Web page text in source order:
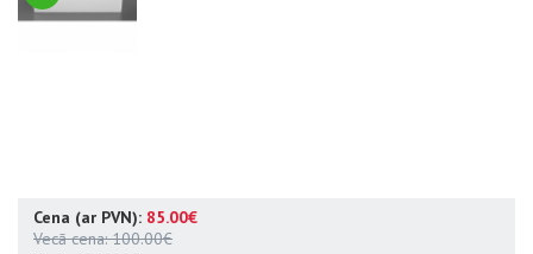
Cena (ar PVN): 85.00€
Vecā cena:100.00€